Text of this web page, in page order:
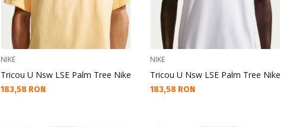
NIKE
Tricou U Nsw LSE Palm Tree Nike
Текуща цена:
183,58 RON
NIKE
Tricou U Nsw LSE Palm Tree Nike
Текуща цена:
183,58 RON